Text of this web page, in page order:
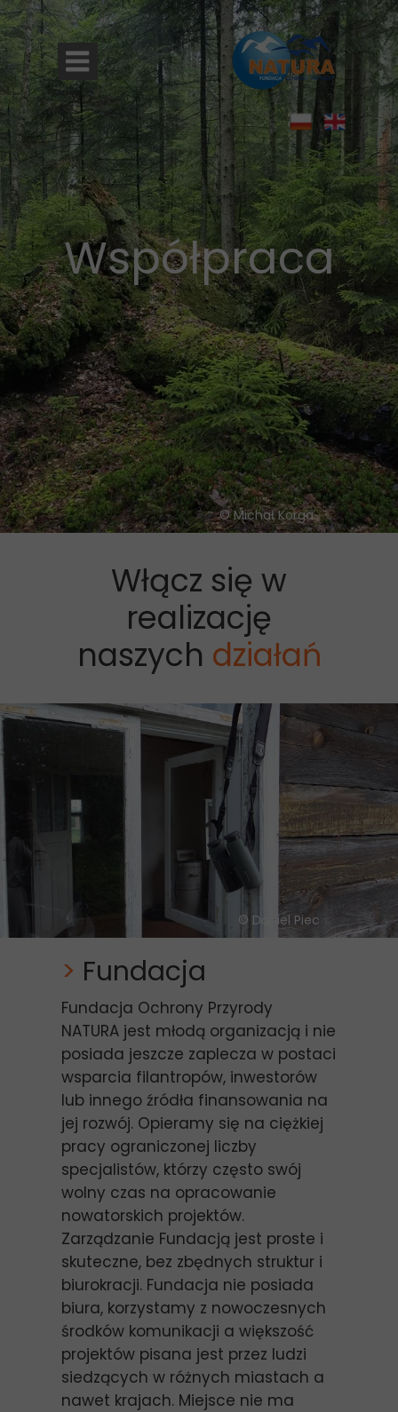
© Daniel Piec
Współpraca
Fundacja Ochrony Przyrody
NATURA jest młodą organizacją i nie
posiada jeszcze zaplecza w postaci
wsparcia filantropów, inwestorów
lub innego źródła finansowania na
jej rozwój. Opieramy się na ciężkiej
pracy ograniczonej liczby
specjalistów, którzy często swój
wolny czas na opracowanie
nowatorskich projektów.
Zarządzanie Fundacją jest proste i
skuteczne, bez zbędnych struktur i
biurokracji. Fundacja nie posiada
biura, korzystamy z nowoczesnych
środków komunikacji a większość
projektów pisana jest przez ludzi
siedzących w różnych miastach a
nawet krajach. Miejsce nie ma
> Fundacja
Włącz się w
realizację
naszych działań
©Michał Korga